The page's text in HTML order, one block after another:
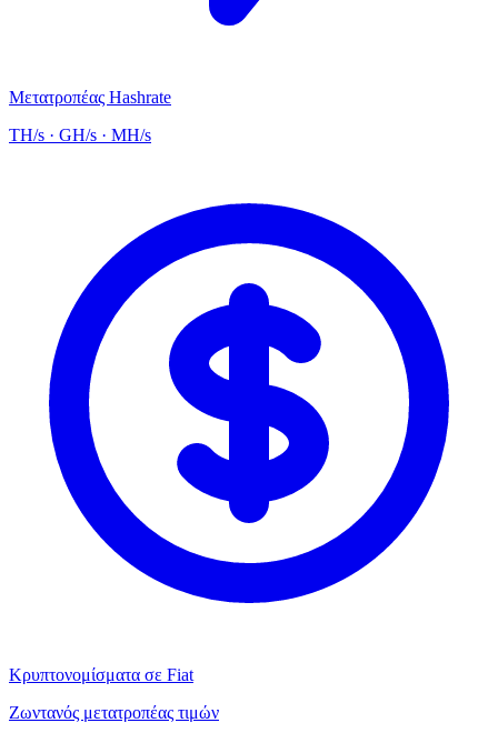
Μετατροπέας Hashrate
TH/s · GH/s · MH/s
Κρυπτονομίσματα σε Fiat
Ζωντανός μετατροπέας τιμών